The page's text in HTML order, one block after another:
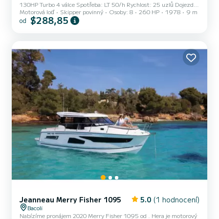
130HP Turbo 4 válce Spotřeba: LT 50/h Rychlost: 25 uzlů Dojezd:
Max 8 osoby včetně posádky Vnitřní a vnější uspořádání: kajuta
OPEN SPACE s lůžkem ve tvaru V v přídi, sklopné WC, skříňka s
Motorová loď Skipper povinný Osoby: 8 260 HP 1978 9 m
od $288,85
Jeanneau Merry Fisher 1095 5.0 (1 hodnocení)
Bacoli
Nabízíme pronájem 2020 Merry Fisher 1095 od . Hera je motorový